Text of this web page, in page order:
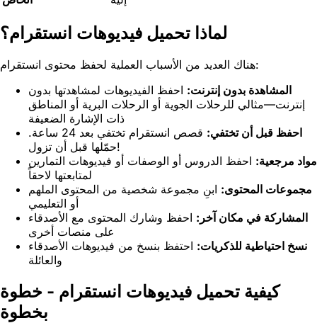
لماذا تحميل فيديوهات انستقرام؟
هناك العديد من الأسباب العملية لحفظ محتوى انستقرام:
المشاهدة بدون إنترنت: احفظ الفيديوهات لمشاهدتها بدون
إنترنت—مثالي للرحلات الجوية أو الرحلات البرية أو المناطق
ذات الإشارة الضعيفة
احفظ قبل أن تختفي:
قصص انستقرام تختفي بعد 24 ساعة.
حمّلها قبل أن تزول!
مواد مرجعية: احفظ الدروس أو الوصفات أو فيديوهات التمارين
لمتابعتها لاحقاً
مجموعات المحتوى: ابنِ مجموعة شخصية من المحتوى الملهم
أو التعليمي
المشاركة في مكان آخر: احفظ وشارك المحتوى مع الأصدقاء
على منصات أخرى
نسخ احتياطية للذكريات: احتفظ بنسخ من فيديوهات الأصدقاء
والعائلة
كيفية تحميل فيديوهات انستقرام - خطوة
بخطوة